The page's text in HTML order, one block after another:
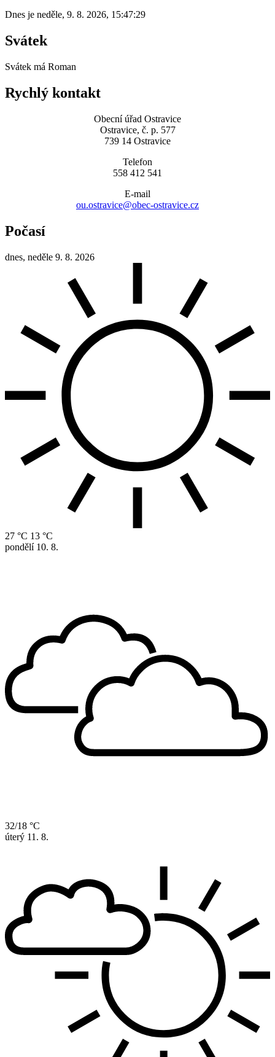
Dnes je neděle, 9. 8. 2026, 15:47:29
Svátek
Svátek má Roman
Rychlý kontakt
Obecní úřad Ostravice
Ostravice, č. p. 577
739 14 Ostravice
Telefon
558 412 541
E-mail
ou.ostravice@obec-ostravice.cz
Počasí
dnes, neděle 9. 8. 2026
27 °C 13 °C
pondělí 10. 8.
32/18 °C
úterý 11. 8.